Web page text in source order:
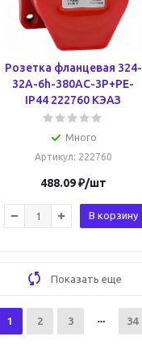
Розетка фланцевая 324-
32А-6h-380AC-3P+PE-
IP44 222760 КЭАЗ
Много
Артикул: 222760
488.09₽/шт
В корзину
Показать еще
1 2 3 34